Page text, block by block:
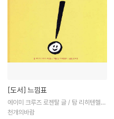
[도서] 느낌표
에이미 크루즈 로젠탈 글 / 탐 리히텐헬드
그림 / 용희진 역
천개의바람